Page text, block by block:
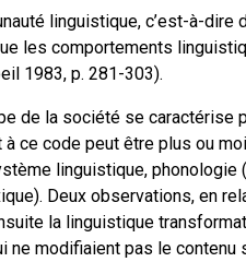
linguistique, c’est-à-
les comportements
1983, p. 281-303).
de la société se caractérise
ce code peut être plus ou
linguistique, phonologie
Deux observations, en
la linguistique
modifiaient pas le contenu